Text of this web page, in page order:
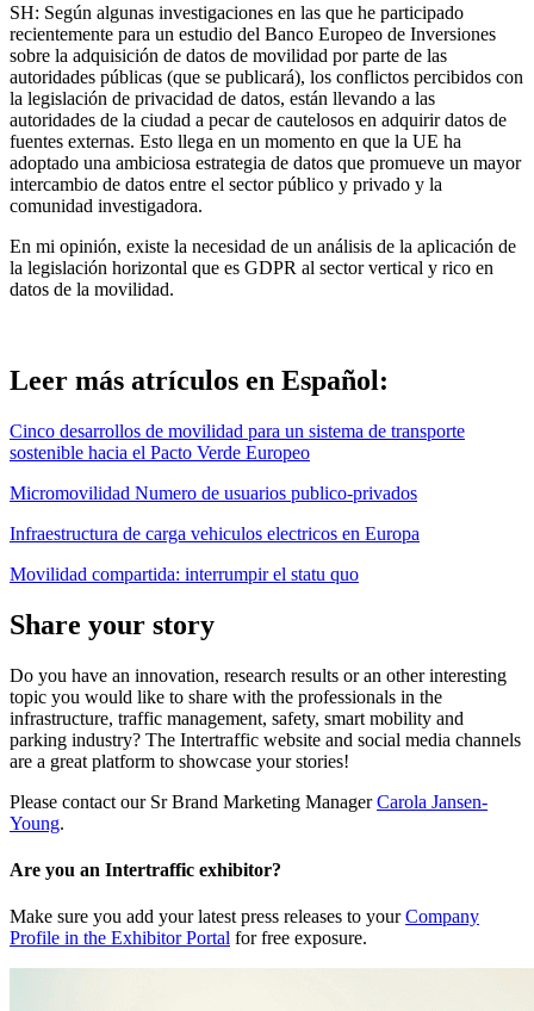
SH: Según algunas investigaciones en las que he participado
recientemente para un estudio del Banco Europeo de Inversiones
sobre la adquisición de datos de movilidad por parte de las
autoridades públicas (que se publicará), los conflictos percibidos con
la legislación de privacidad de datos, están llevando a las
autoridades de la ciudad a pecar de cautelosos en adquirir datos de
fuentes externas. Esto llega en un momento en que la UE ha
adoptado una ambiciosa estrategia de datos que promueve un mayor
intercambio de datos entre el sector público y privado y la
comunidad investigadora.
En mi opinión, existe la necesidad de un análisis de la aplicación de
la legislación horizontal que es GDPR al sector vertical y rico en
datos de la movilidad.
Leer más atrículos en Español:
Cinco desarrollos de movilidad para un sistema de transporte
sostenible hacia el Pacto Verde Europeo
Micromovilidad Numero de usuarios publico-privados
Infraestructura de carga vehiculos electricos en Europa
Movilidad compartida: interrumpir el statu quo
Share your story
Do you have an innovation, research results or an other interesting
topic you would like to share with the professionals in the
infrastructure, traffic management, safety, smart mobility and
parking industry? The Intertraffic website and social media channels
are a great platform to showcase your stories!
Please contact our Sr Brand Marketing ManagerCarola Jansen-
Young.
Are you an Intertraffic exhibitor?
Make sure you add your latest press releases to yourCompany
Profile in the Exhibitor Portal for free exposure.